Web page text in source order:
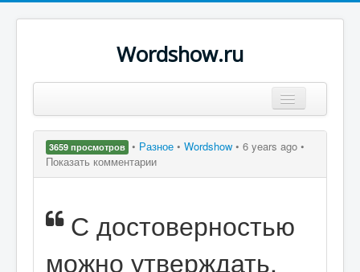
Wordshow.ru
Популярные цитаты
Поиск
3659 просмотров • Разное • Wordshow • 6 years ago •
Показать комментарии
С достоверностью
можно утверждать,